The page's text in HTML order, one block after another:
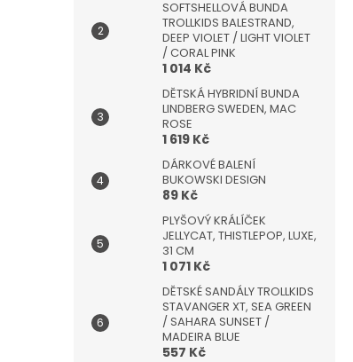
SOFTSHELLOVÁ BUNDA
TROLLKIDS BALESTRAND,
DEEP VIOLET / LIGHT VIOLET
/ CORAL PINK
1 014 Kč
DĚTSKÁ HYBRIDNÍ BUNDA
LINDBERG SWEDEN, MAC
ROSE
1 619 Kč
DÁRKOVÉ BALENÍ
BUKOWSKI DESIGN
89 Kč
PLYŠOVÝ KRÁLÍČEK
JELLYCAT, THISTLEPOP, LUXE,
31 CM
1 071 Kč
DĚTSKÉ SANDÁLY TROLLKIDS
STAVANGER XT, SEA GREEN
/ SAHARA SUNSET /
MADEIRA BLUE
557 Kč